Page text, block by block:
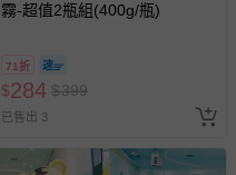
霧-超值2瓶組(400g/瓶)
71折
$284 $399
已售出 3